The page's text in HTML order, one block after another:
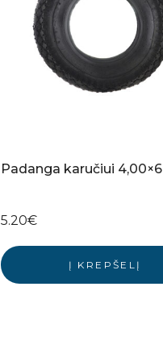
Padanga karučiui 4,00×6
5.20€
Į KREPŠELĮ